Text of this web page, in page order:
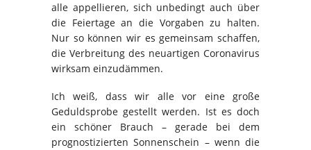
alle appellieren, sich unbedingt auch über
die Feiertage an die Vorgaben zu halten.
Nur so können wir es gemeinsam schaffen,
die Verbreitung des neuartigen Coronavirus
wirksam einzudämmen.
Ich weiß, dass wir alle vor eine große
Geduldsprobe gestellt werden. Ist es doch
ein schöner Brauch – gerade bei dem
prognostizierten Sonnenschein – wenn die